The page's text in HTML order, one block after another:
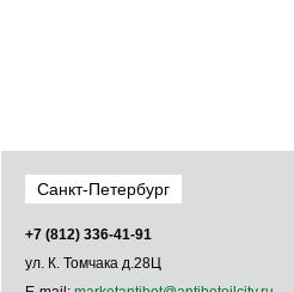
Санкт-Петербург
+7 (812) 336­-41­-91
ул. К. Томчака д.28Ц